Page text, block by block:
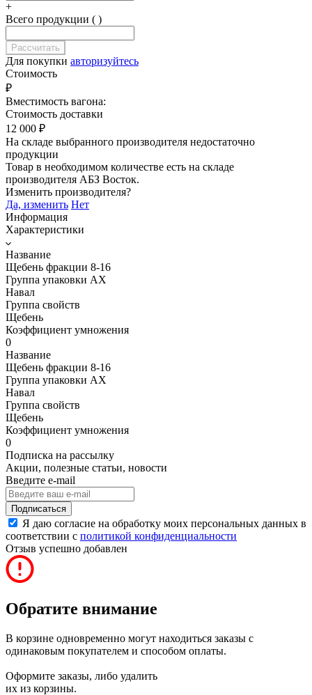
+
Всего продукции ( )
Для покупки авторизуйтесь
Стоимость
₽
Вместимость вагона:
Стоимость доставки
12 000 ₽
На складе выбранного производителя недостаточно
продукции
Товар в необходимом количестве есть на складе
производителя АБЗ Восток.
Изменить производителя?
Да, изменить Нет
Информация
Характеристики
Название
Щебень фракции 8-16
Группа упаковки AX
Навал
Группа свойств
Щебень
Коэффициент умножения
0
Название
Щебень фракции 8-16
Группа упаковки AX
Навал
Группа свойств
Щебень
Коэффициент умножения
0
Подписка на рассылку
Акции, полезные статьи, новости
Введите e-mail
Подписаться
Я даю согласие на обработку моих персональных данных в
соответствии с политикой конфиденциальности
Отзыв успешно добавлен
Обратите внимание
В корзине одновременно могут находиться заказы с
одинаковым покупателем и способом оплаты.
Оформите заказы, либо удалить
их из корзины.